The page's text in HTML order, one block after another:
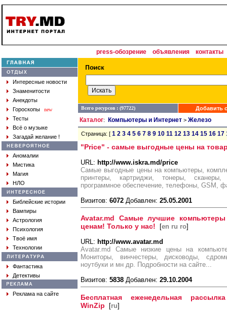
press-обозрение объявления контакты
Интересные новости
Знаменитости
Анекдоты
Гороскопы
new
Тесты
Всё о музыке
Загадай желание !
Аномалии
Мистика
Магия
НЛО
Библейские истории
Вампиры
Астрология
Психология
Твоё имя
Технологии
Фантастика
Детективы
Реклама на сайте
Всего ресурсов : (97722) Добавить
Каталог: Компьютеры и Интернет > Железо
Страница: [ 1 2 3 4 5 6 7 8 9 10 11 12 13 14 15 16 17
"Price" - самые выгодные цены на
URL: http://www.iskra.md/price
Самые выгодные цены на компьютеры,
принтеры, картриджи, тонеры,
программное обеспечение, телефоны, GSM,
Визитов: 6072 Добавлен: 25.05.2001
Avatar.md Самые лучшие
ценам! Только у нас! [en ru ro]
URL: http://www.avatar.md
Avatar.md Самые низкие цены на
Мониторы, винчестеры, дисководы,
ноутбуки и мн др. Подробности на сайте...
Визитов: 5838 Добавлен: 29.10.2004
Бесплатная еженедельная
WinZip [ru]